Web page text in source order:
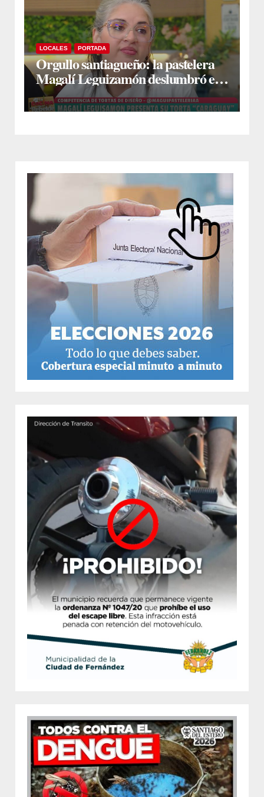
LOCALES PORTADA
Orgullo santiagueño: la pastelera
Magalí Leguizamón deslumbró en
Canal 13 con su torta “Caraguay” y
ganó la competencia